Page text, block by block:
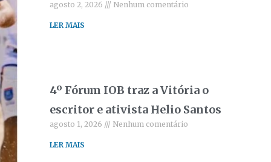
agosto 2, 2026 Nenhum comentário
LER MAIS
4º Fórum IOB traz a Vitória o
escritor e ativista Helio Santos
agosto 1, 2026 Nenhum comentário
LER MAIS